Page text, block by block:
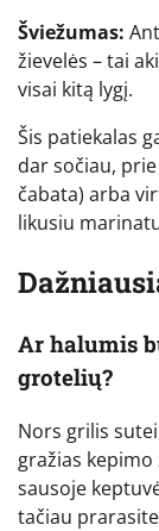
Šviežumas:
žievelės – tai
visai kitą lygį.
Šis patiekalas
dar sočiau,
čabata) arba
likusiu
Ar halumis
grotelių?
Nors grilis
gražias
sausoje
tačiau